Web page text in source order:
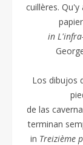
cuillères.
in
Los dibujos
de las
terminan
in Treizième